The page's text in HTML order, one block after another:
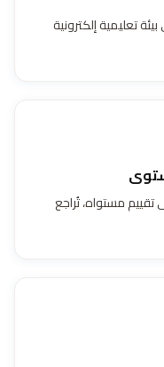
تعليمية إلكترونية
مستواه، تُراجع